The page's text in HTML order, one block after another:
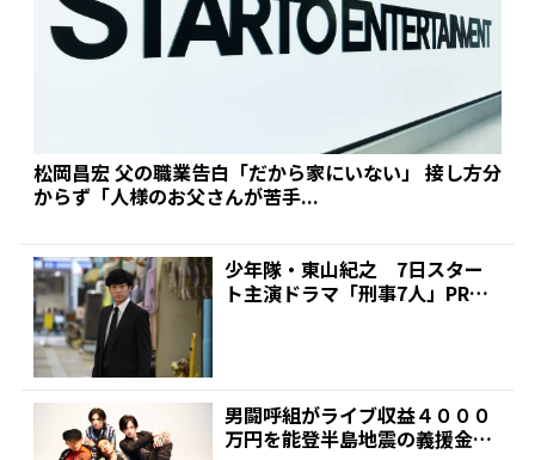
松岡昌宏 父の職業告白「だから家にいない」 接し方分
からず「人様のお父さんが苦手...
少年隊・東山紀之 7日スター
ト主演ドラマ「刑事7人」PR
男闘呼組がライブ収益４０００
万円を能登半島地震の義援金